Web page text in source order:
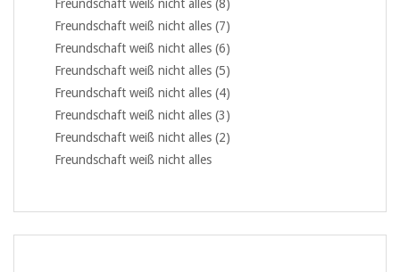
Freundschaft weiß nicht alles (8)
Freundschaft weiß nicht alles (7)
Freundschaft weiß nicht alles (6)
Freundschaft weiß nicht alles (5)
Freundschaft weiß nicht alles (4)
Freundschaft weiß nicht alles (3)
Freundschaft weiß nicht alles (2)
Freundschaft weiß nicht alles